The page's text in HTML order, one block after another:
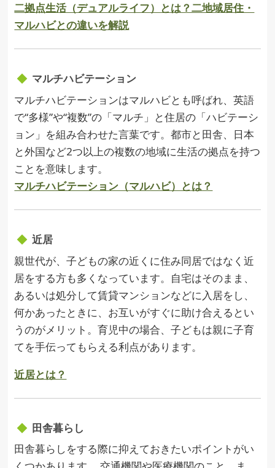
二拠点生活（デュアルライフ）とは？二地域居住・
マルハビとの違いを解説
マルチハビテーション
マルチハビテーションはマルハビとも呼ばれ、英語
で“多様”や“複数”の「マルチ」と住居の「ハビテーシ
ョン」を組み合わせた言葉です。都市と田舎、日本
と外国など2つ以上の複数の地域に生活の拠点を持つ
ことを意味します。
マルチハビテーション（マルハビ）とは？
近居
親世代が、子どもの家の近くに住み同居ではなく近
居をする方も多くなっています。自宅はそのまま、
あるいは処分して賃貸マンションなどに入居をし、
何かあったときに、お互いがすぐに助け合えるとい
うのがメリット。育児中の場合、子どもは親に子育
てを手伝ってもらえる利点があります。
近居とは？
田舎暮らし
田舎暮らしをする際に抑えておきたいポイントがい